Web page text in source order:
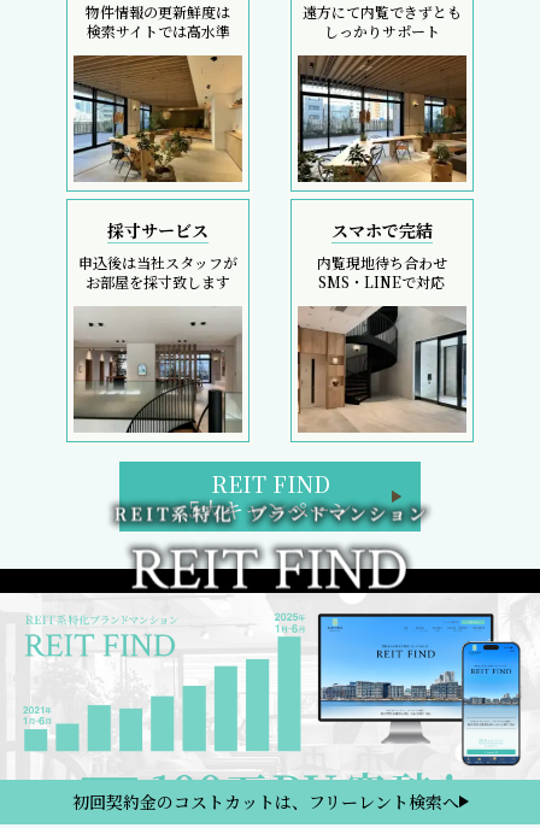
物件情報の更新鮮度は
検索サイトでは高水準
遠方にて内覧できずとも
しっかりサポート
採寸サービス
申込後は当社スタッフが
お部屋を採寸致します
スマホで完結
内覧現地待ち合わせ
SMS・LINEで対応
REIT FIND
5大キャンペーン
初回契約金のコストカットは、フリーレント検索へ